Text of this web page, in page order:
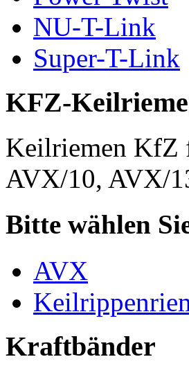
NU-T-Link
Super-T-Link
KFZ-
Keilriemen KfZ
AVX/10, AVX/
Bitte wählen
AVX
Kraftbänder